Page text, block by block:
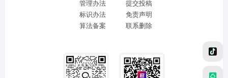
管理办法
标识办法
算法备案
提交投稿
免责声明
联系删除